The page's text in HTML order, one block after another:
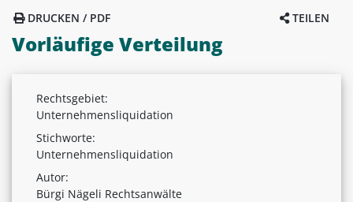
TEILEN
DRUCKEN / PDF
Vorläufige Verteilung
Rechtsgebiet:
Unternehmensliquidation
Stichworte:
Unternehmensliquidation
Autor:
Bürgi Nägeli Rechtsanwälte